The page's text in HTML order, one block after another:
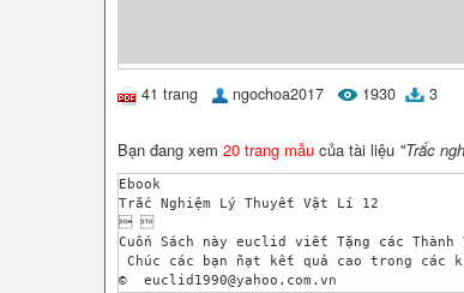
41 trang ngochoa2017 1930 3
Bạn đang xem 20 trang mẫu của tài liệu "Trắc
Ebook
Trắc Nghiệm Lý Thuyết Vật Lí 12
 
Cuốn Sách này euclid viết Tặng các Thành
Chúc các bạn ñạt kết quả cao trong
© euclid1990@yahoo.com.vn